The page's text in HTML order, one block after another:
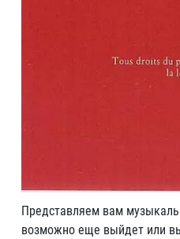
Представляем вам
возможно еще выйдет или